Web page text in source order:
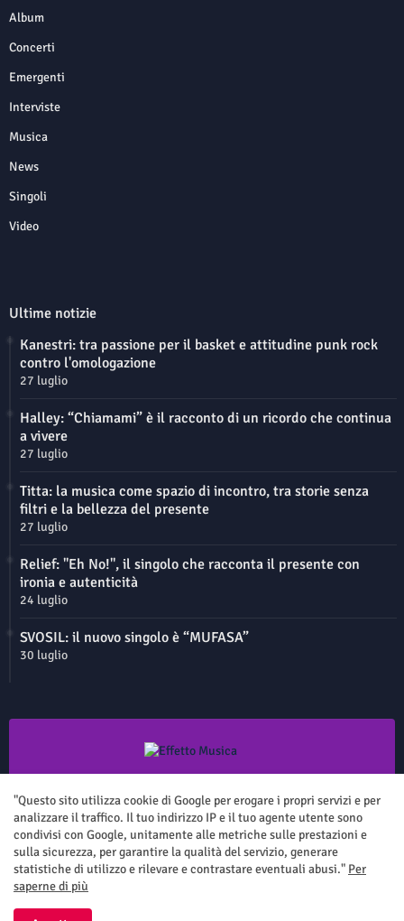
Album
Concerti
Emergenti
Interviste
Musica
News
Singoli
Video
Ultime notizie
Kanestri: tra passione per il basket e attitudine punk rock
contro l'omologazione
27 luglio
Halley: “Chiamami” è il racconto di un ricordo che continua
a vivere
27 luglio
Titta: la musica come spazio di incontro, tra storie senza
filtri e la bellezza del presente
27 luglio
Relief: "Eh No!", il singolo che racconta il presente con
ironia e autenticità
24 luglio
SVOSIL: il nuovo singolo è “MUFASA”
30 luglio
aggiornato senza nessuna periodicità. Non può pertanto considerarsi
un prodotto editoriale ai sensi della legge n.62 del 7.03.2001
Home
"Questo sito utilizza cookie di Google per erogare i propri servizi e per
analizzare il traffico. Il tuo indirizzo IP e il tuo agente utente sono
condivisi con Google, unitamente alle metriche sulle prestazioni e
sulla sicurezza, per garantire la qualità del servizio, generare
statistiche di utilizzo e rilevare e contrastare eventuali abusi." Per
saperne di più